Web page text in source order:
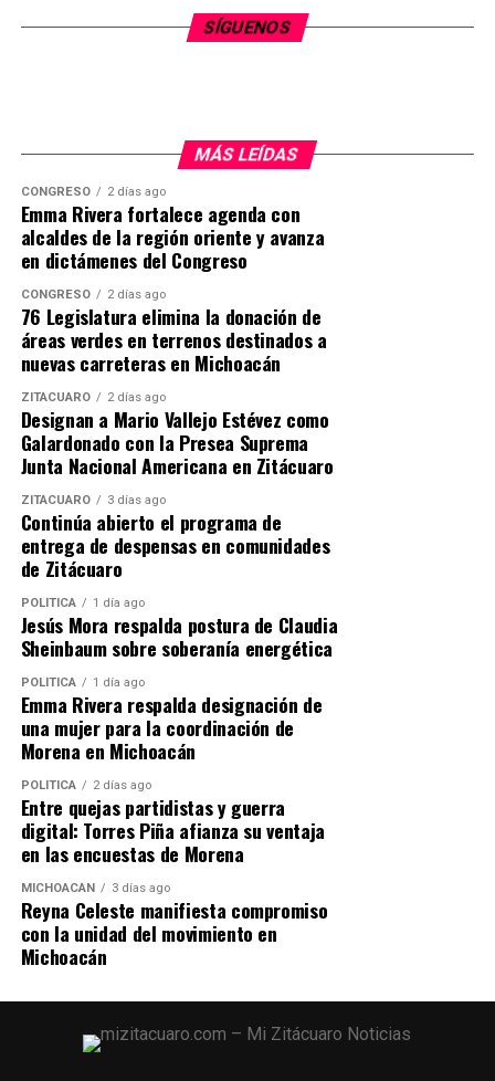
fueron reintroducidos en junio.
Asimismo, Ramón Hernández Orozco previó que en los
próximos meses se superen los 100 mil ejemplares
liberados este año, derivado de los procesos de
reproducción, cuidado y seguimiento técnico de pez
blanco, acúmara y achoque en la Reserva de Especies
Nativas.
MiZitácuaro
Comparte con:
Me gusta esto:
SSP detiene a objetivos prioritarios y asegura
armamento en Michoacán
SÍGUENOS
MÁS LEÍDAS
CONGRESO 2 días ago
Emma Rivera fortalece agenda con
alcaldes de la región oriente y avanza
en dictámenes del Congreso
CONGRESO 2 días ago
76 Legislatura elimina la donación de
áreas verdes en terrenos destinados a
nuevas carreteras en Michoacán
ZITÁCUARO 2 días ago
Designan a Mario Vallejo Estévez como
Galardonado con la Presea Suprema
Junta Nacional Americana en Zitácuaro
ZITÁCUARO 3 días ago
Continúa abierto el programa de
entrega de despensas en comunidades
de Zitácuaro
POLÍTICA 1 día ago
Jesús Mora respalda postura de Claudia
Sheinbaum sobre soberanía energética
POLÍTICA 1 día ago
Emma Rivera respalda designación de
una mujer para la coordinación de
Morena en Michoacán
POLÍTICA 2 días ago
Entre quejas partidistas y guerra
digital: Torres Piña afianza su ventaja
en las encuestas de Morena
MICHOACÁN 3 días ago
Reyna Celeste manifiesta compromiso
con la unidad del movimiento en
Michoacán